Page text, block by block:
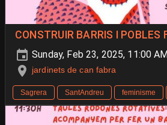
CONSTRUIR BARRIS I POBLES
Sunday, Feb 23, 2025, 11:00 AM
jardinets de can fabra
Sagrera SantAndreu feminisme